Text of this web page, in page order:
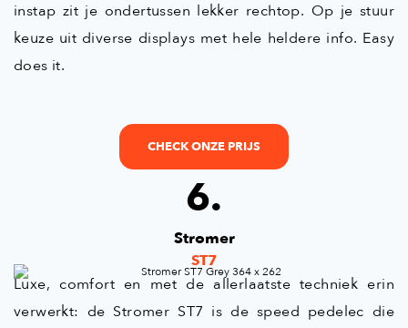
instap zit je ondertussen lekker rechtop. Op je stuur
keuze uit diverse displays met hele heldere info. Easy
does it.
CHECK ONZE PRIJS
6.
Stromer
ST7
Luxe, comfort en met de allerlaatste techniek erin
verwerkt: de Stromer ST7 is de speed pedelec die